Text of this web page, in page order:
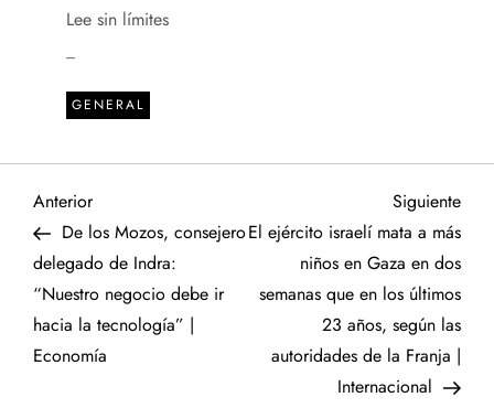
Lee sin límites
GENERAL
N
a
v
e
Entrada
anterior
Anterior
De los Mozos, consejero
delegado de Indra:
“Nuestro negocio debe ir
hacia la tecnología” |
Economía
Siguiente
El ejército israelí mata a más
niños en Gaza en dos
semanas que en los últimos
23 años, según las
autoridades de la Franja |
Internacional